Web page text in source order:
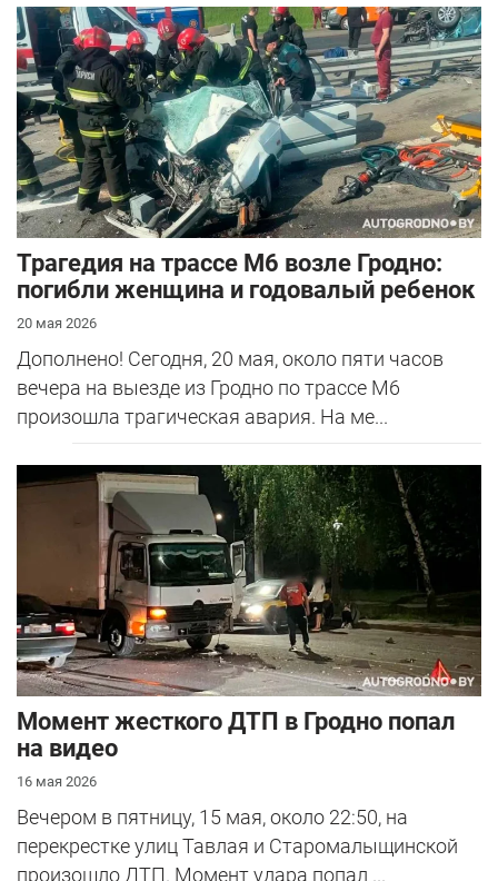
Островского произошло нетипичное
происшествие. В автомобиль нашей
читательниц...
Трагедия на трассе М6 возле Гродно:
погибли женщина и годовалый ребенок
20 мая 2026
Дополнено! Сегодня, 20 мая, около пяти часов
вечера на выезде из Гродно по трассе М6
произошла трагическая авария. На ме...
Момент жесткого ДТП в Гродно попал
на видео
16 мая 2026
Вечером в пятницу, 15 мая, около 22:50, на
перекрестке улиц Тавлая и Старомалыщинской
произошло ДТП. Момент удара попал ...